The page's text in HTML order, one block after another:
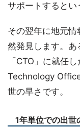
サポートするとい
その翌年に地元
然発見します。
「CTO」に就任
Technology
世の早さです。
1年単位での出世